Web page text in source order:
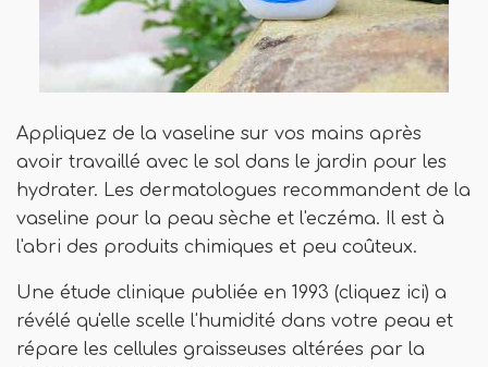
Appliquez de la vaseline sur vos mains après
avoir travaillé avec le sol dans le jardin pour les
hydrater. Les dermatologues recommandent de la
vaseline pour la peau sèche et l'eczéma. Il est à
l'abri des produits chimiques et peu coûteux.
Une étude clinique publiée en 1993 (cliquez ici) a
révélé qu'elle scelle l'humidité dans votre peau et
répare les cellules graisseuses altérées par la